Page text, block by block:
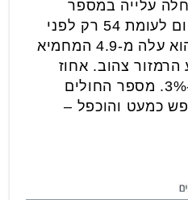
עלייה במספר
החולים הפעילים 92 היום לעומת 54 רק לפני
שבוע, ציון הרמזור גם הוא עלה מ-4.9 המחמיא
הרמזור צהוב. אחוז
הבדיקות עלה מ-2% ל-3%. מספר החולים
לכל 10,000 נפש כמעט והוכפל –